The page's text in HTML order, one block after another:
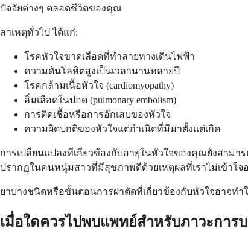
ปัจจัยต่างๆ ตลอดชีวิตของคุณ
สาเหตุทั่วไป ได้แก่:
โรคหัวใจขาดเลือดที่ทำลายทางเดินไฟฟ้า
ความดันโลหิตสูงเป็นเวลานานหลายปี
โรคกล้ามเนื้อหัวใจ (cardiomyopathy)
ลิ่มเลือดในปอด (pulmonary embolism)
การติดเชื้อหรือการอักเสบของหัวใจ
ความผิดปกติของหัวใจแต่กำเนิดที่มีมาตั้งแต่เกิด
การเปลี่ยนแปลงที่เกี่ยวข้องกับอายุในหัวใจของคุณยังสามา
ปรากฏในคนหนุ่มสาวที่มีสุขภาพดีด้วยเหตุผลที่เราไม่เข้าใจ
ยาบางชนิดหรือขั้นตอนการผ่าตัดที่เกี่ยวข้องกับหัวใจอาจท
เมื่อใดควรไปพบแพทย์สำหรับภาวะการ